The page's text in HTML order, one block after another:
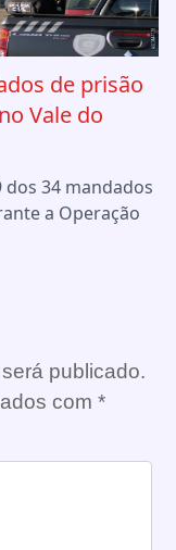
de prisão
Vale do
dos 34 mandados
a Operação
publicado.
com *